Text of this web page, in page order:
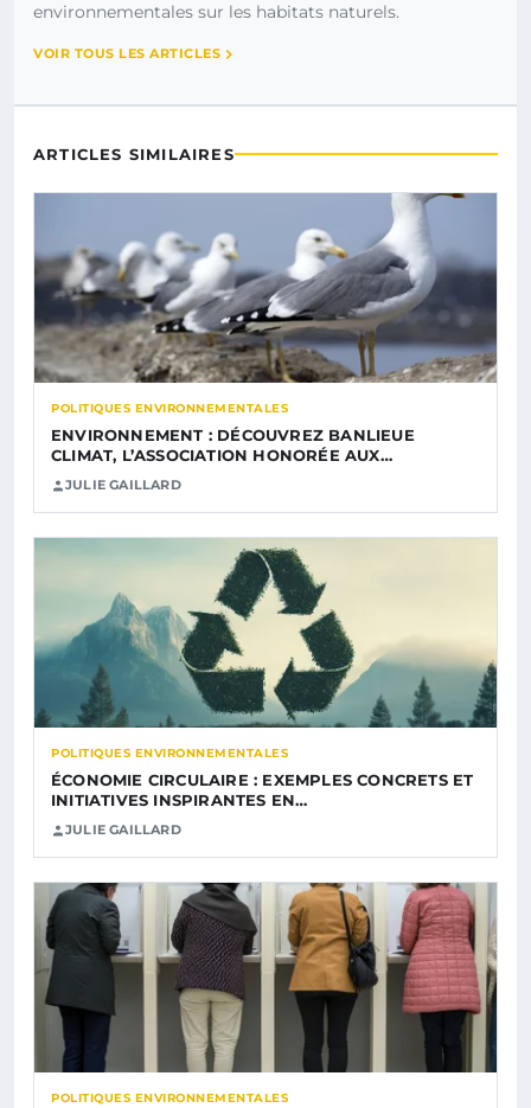
environnementales sur les habitats naturels.
VOIR TOUS LES ARTICLES
ARTICLES SIMILAIRES
POLITIQUES ENVIRONNEMENTALES
ENVIRONNEMENT : DÉCOUVREZ BANLIEUE
CLIMAT, L’ASSOCIATION HONORÉE AUX…
JULIE GAILLARD
POLITIQUES ENVIRONNEMENTALES
ÉCONOMIE CIRCULAIRE : EXEMPLES CONCRETS ET
INITIATIVES INSPIRANTES EN…
JULIE GAILLARD
POLITIQUES ENVIRONNEMENTALES